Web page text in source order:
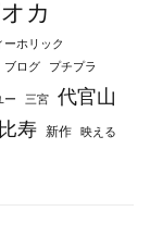
カ
ーホリック
ブログ プチプラ
ー 三宮 代官山
寿 新作 映える